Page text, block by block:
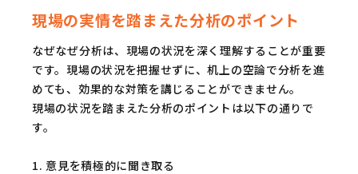
現場の実情を踏まえた分析のポイント
なぜなぜ分析は、現場の状況を深く理解することが重要
です。現場の状況を把握せずに、机上の空論で分析を進
めても、効果的な対策を講じることができません。
現場の状況を踏まえた分析のポイントは以下の通りで
す。
1. 意見を積極的に聞き取る